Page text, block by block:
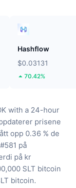
Hashflow
$0.03131
70.42%
with a 24-hour
prisene
opp 0.36 % de
på
på kr
SLT bitcoin
bitcoin.